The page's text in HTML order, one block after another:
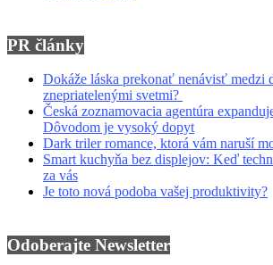
PR články
Dokáže láska prekonať nenávisť medzi
znepriatelenými svetmi?
Česká zoznamovacia agentúra
Dôvodom je vysoký dopyt
Dark triler romance, ktorá vám naruší
Smart kuchyňa bez displejov: Keď
za vás
Je toto nová podoba vašej produktivity?
Odoberajte Newsletter